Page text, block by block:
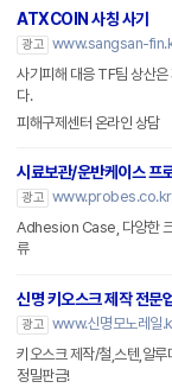
ATXCOIN 사칭 사기
광고 www.sangsan-
사기피해 대응 TF팀 상산은
다.
피해구제센터 온라인 상담
시료보관/운반케이스 프
광고 www.probes.co.kr
Adhesion Case, 다양한 크
류
신명 키오스크 제작 전문
광고 www.신명모노레일
키오스크 제작/철,스텐,알
정밀판금!